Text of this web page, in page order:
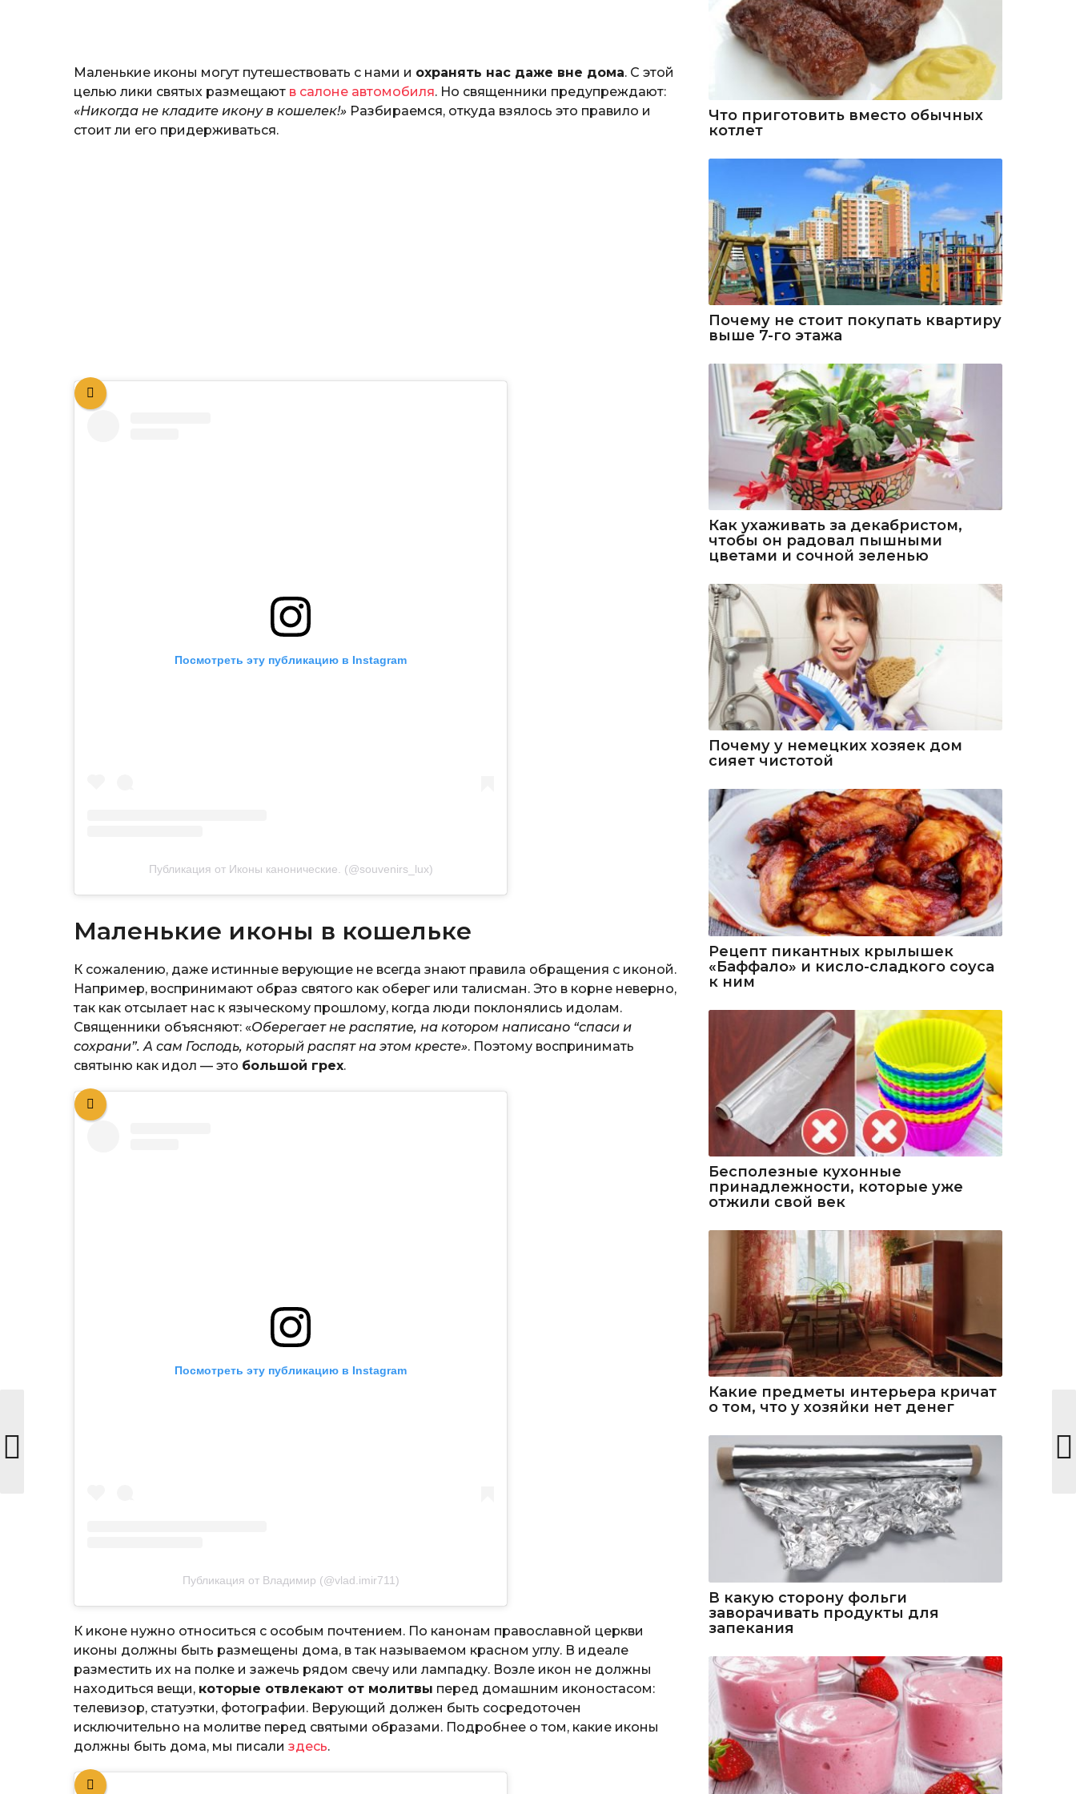
е
р
к
л
Маленькие иконы могут путешествовать с нами и охранять нас даже вне дома. С этой
целью лики святых размещают в салоне автомобиля. Но священники предупреждают:
«Никогда не кладите икону в кошелек!» Разбираемся, откуда взялось это правило и
стоит ли его придерживаться.
Посмотреть эту публикацию в Instagram
Публикация от Иконы канонические. (@souvenirs_lux)
Маленькие иконы в кошельке
К сожалению, даже истинные верующие не всегда знают правила обращения с иконой.
Например, воспринимают образ святого как оберег или талисман. Это в корне неверно,
так как отсылает нас к языческому прошлому, когда люди поклонялись идолам.
Священники объясняют: «Оберегает не распятие, на котором написано “спаси и
сохрани”. А сам Господь, который распят на этом кресте». Поэтому воспринимать
святыню как идол — это большой грех.
Посмотреть эту публикацию в Instagram
Публикация от Владимир (@vlad.imir711)
К иконе нужно относиться с особым почтением. По канонам православной церкви
иконы должны быть размещены дома, в так называемом красном углу. В идеале
разместить их на полке и зажечь рядом свечу или лампадку. Возле икон не должны
находиться вещи, которые отвлекают от молитвы перед домашним иконостасом:
телевизор, статуэтки, фотографии. Верующий должен быть сосредоточен
исключительно на молитве перед святыми образами. Подробнее о том, какие иконы
должны быть дома, мы писали здесь.
Что приготовить вместо обычных
котлет
Почему не стоит покупать квартиру
выше 7-го этажа
Как ухаживать за декабристом,
чтобы он радовал пышными
цветами и сочной зеленью
Почему у немецких хозяек дом
сияет чистотой
Рецепт пикантных крылышек
«Баффало» и кисло-сладкого соуса
к ним
Бесполезные кухонные
принадлежности, которые уже
отжили свой век
Какие предметы интерьера кричат
о том, что у хозяйки нет денег
В какую сторону фольги
заворачивать продукты для
запекания